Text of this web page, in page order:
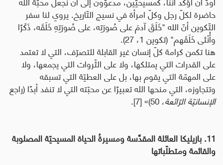
حاضرة لكلّ رجل وكلّ امرأة في نسيج التّاريخ. يروي لنا سفر
التّكوين أنّ الله "خَلَقَ آدمَ على صُورَتِه، على صُورَتِهِ خَلَقَه، ذَكَرًا
وأُنْثى خَلَقَهم" (تكوين 1، 27).
هنا تكمن كرامة كلّ إنسان غير القابلة للتصرّف، التي لا تعتمد
على القدرات التي يمتلكها، ولا على الثّروات التي يجمعها، ولا
على المهمّة التي يقوم بها، بل على العطيّة التي تسبقه
وتتجاوزه، التي منحها الله تعبيرًا عن محبّته التي لا تنفد أبدًا (راجع
الإنسانيّة الرّائعة، 50)» [7].
11. بازيليكا العائلة المقدَّسة ومسيرةُ الحياة المسيحيّة المصلوبة
والقائمة ومتطلّباتها